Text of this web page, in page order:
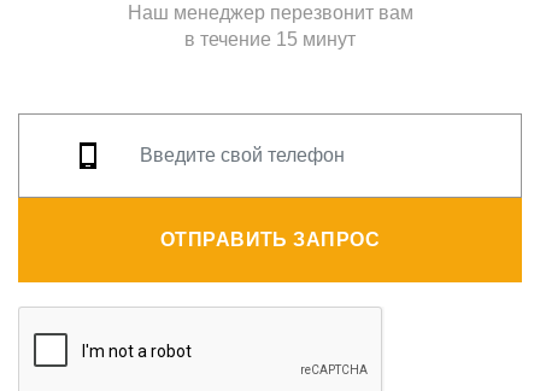
Наш менеджер перезвонит вам
в течение 15 минут
ОТПРАВИТЬ ЗАПРОС